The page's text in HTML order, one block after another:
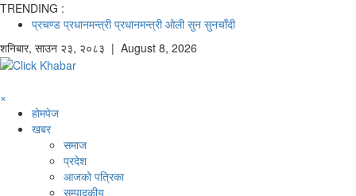
TRENDING :
प्रचण्ड प्रधानमन्त्री प्रधानमन्त्री ओली सुन सुनचाँदी
शनिबार, साउन २३, २०८३ | August 8, 2026
×
होमपेज
खबर
समाज
प्रदेश
आजको पत्रिका
सम्पादकीय